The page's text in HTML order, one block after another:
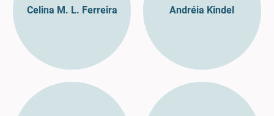
Celina M. L. Ferreira Andréia Kindel